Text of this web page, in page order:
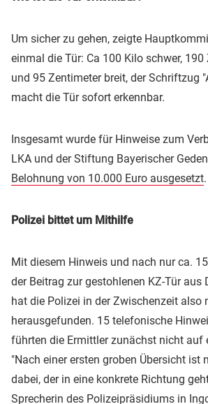
Um sicher zu gehen, zeigte
einmal die Tür: Ca 100 Kilo schwer,
und 95 Zentimeter breit, der Schriftzug
macht die Tür sofort erkennbar.
Insgesamt wurde für Hinweise zum
LKA und der Stiftung Bayerischer
Belohnung von 10.000 Euro ausgesetzt.
Polizei bittet um Mithilfe
Mit diesem Hinweis und nach nur ca.
der Beitrag zur gestohlenen KZ-Tür aus
hat die Polizei in der Zwischenzeit also
herausgefunden. 15 telefonische
führten die Ermittler zunächst nicht auf
"Nach einer ersten groben Übersicht ist
dabei, der in eine konkrete Richtung
Sprecherin des Polizeipräsidiums in